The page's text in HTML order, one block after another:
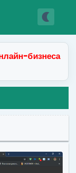
nightlight
бизнеса